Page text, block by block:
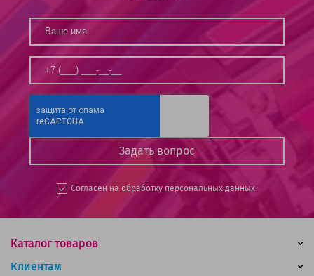
Согласен на обработку персональных данных
Каталог товаров
Клиентам